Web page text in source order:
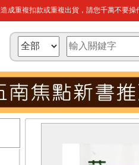
成重複扣款或重複出貨，請您千萬不要操